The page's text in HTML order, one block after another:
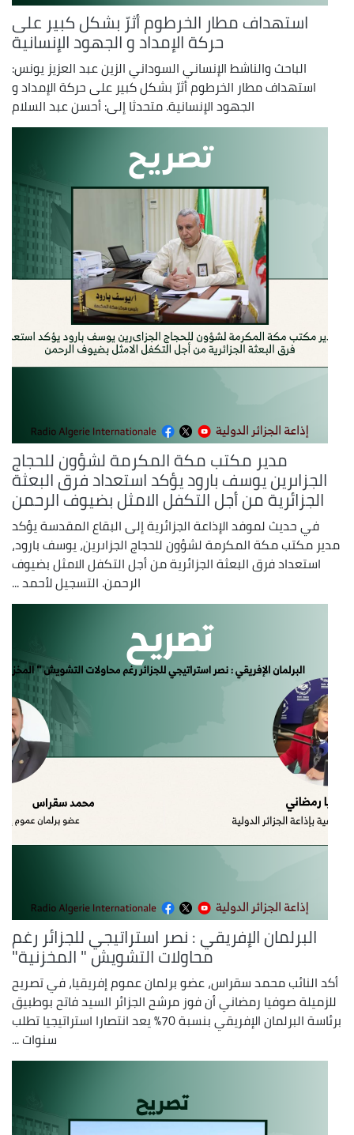
استهداف مطار الخرطوم أثرّ بشكل كبير على
حركة الإمداد و الجهود الإنسانية
الباحث والناشط الإنساني السوداني الزين عبد العزيز يونس:
استهداف مطار الخرطوم أثرّ بشكل كبير على حركة الإمداد و
الجهود الإنسانية. متحدثا إلى: أحسن عبد السلام
مدير مكتب مكة المكرمة لشؤون للحجاج
الجزاىرين يوسف بارود يؤكد استعداد فرق البعثة
الجزائرية من أجل التكفل الامثل بضيوف الرحمن
في حديث لموفد الإذاعة الجزائرية إلى البقاع المقدسة يؤكد
مدير مكتب مكة المكرمة لشؤون للحجاج الجزاىرين، يوسف بارود،
استعداد فرق البعثة الجزائرية من أجل التكفل الامثل بضيوف
الرحمن. التسجيل لأحمد ...
البرلمان الإفريقي : نصر استراتيجي للجزائر رغم
محاولات التشويش " المخزنية"
أكد النائب محمد سقراس، عضو برلمان عموم إفريقيا، في تصريح
للزميلة صوفيا رمضاني أن فوز مرشح الجزائر السيد فاتح بوطبيق
برئاسة البرلمان الإفريقي بنسبة 70% يعد انتصارا استراتيجيا تطلب
سنوات ...